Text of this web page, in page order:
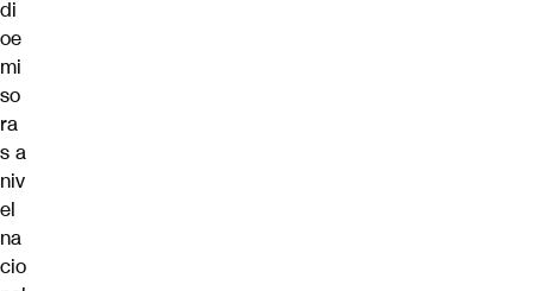
di
oe
mi
so
ra
s a
niv
el
na
cio